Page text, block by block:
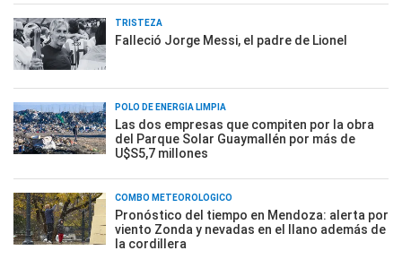
TRISTEZA
Falleció Jorge Messi, el padre de Lionel
POLO DE ENERGÍA LIMPIA
Las dos empresas que compiten por la obra
del Parque Solar Guaymallén por más de
U$S5,7 millones
COMBO METEOROLÓGICO
Pronóstico del tiempo en Mendoza: alerta por
viento Zonda y nevadas en el llano además de
la cordillera